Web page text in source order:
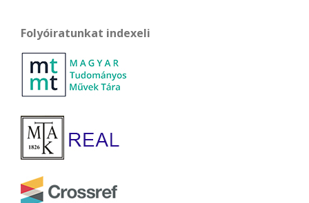
Folyóiratunkat indexeli